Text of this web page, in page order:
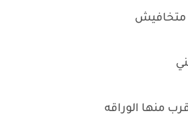
منها الوراقه